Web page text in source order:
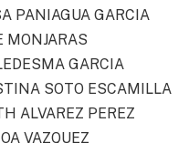
PANIAGUA GARCIA
MONJARAS
GARCIA
SOTO ESCAMILLA
ALVAREZ PEREZ
VAZQUEZ